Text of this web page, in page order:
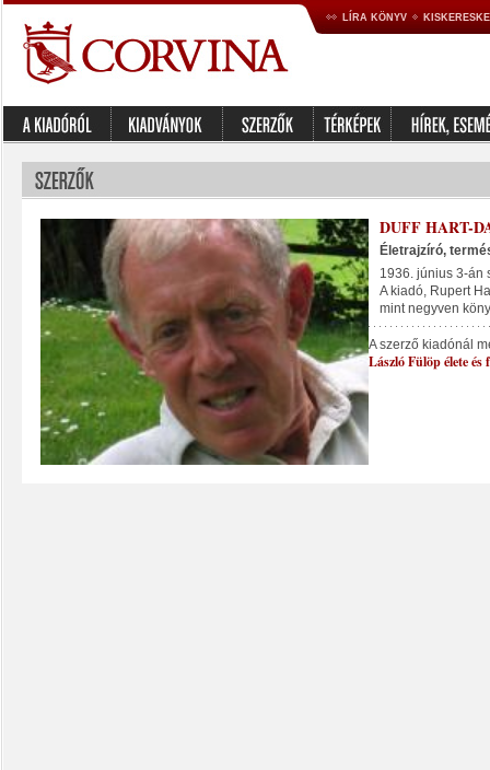
LÍRA KÖNYV
DUFF HART-
Életrajzíró,
1936. június 3-án
A kiadó, Rupert
mint negyven
A szerző kiadónál
László Fülöp élete és